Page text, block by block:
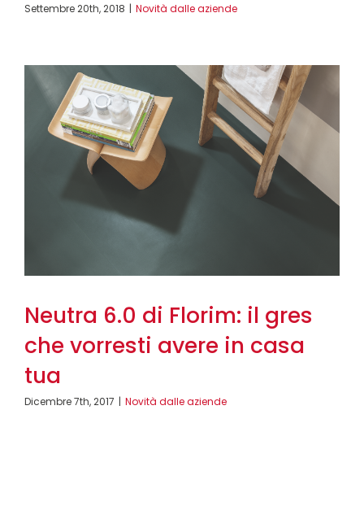
Settembre 20th, 2018 | Novità dalle aziende
Neutra 6.0 di Florim: il gres
che vorresti avere in casa
tua
Dicembre 7th, 2017 | Novità dalle aziende